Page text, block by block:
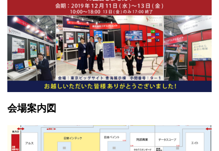
会場案内図